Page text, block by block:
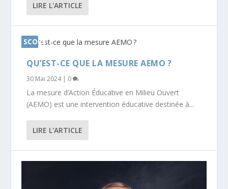
LIRE L'ARTICLE
SCORE
QU’EST-CE QUE LA MESURE AEMO ?
30 Mai 2024| 0
La mesure d’Action Éducative en Milieu Ouvert
(AEMO) est une intervention éducative destinée à...
LIRE L'ARTICLE